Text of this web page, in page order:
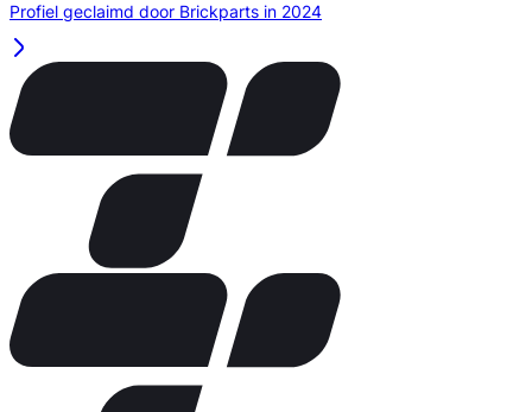
Profiel geclaimd door Brickparts in 2024